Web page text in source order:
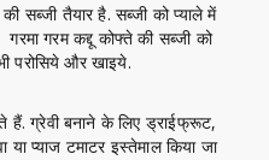
सब्जी तैयार है. सब्जी को प्याले में
गरम कद्दू कोफ्ते की सब्जी को
परोसिये और खाइये.
ग्रेवी बनाने के लिए ड्राईफ्रूट,
प्याज टमाटर इस्तेमाल किया जा